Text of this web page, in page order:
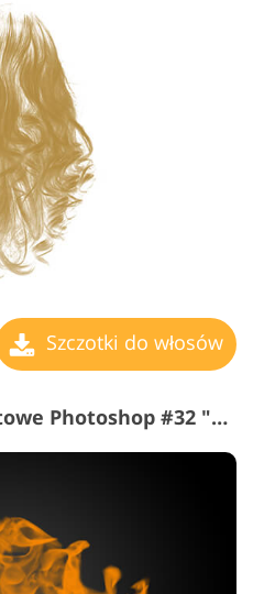
Szczotki do włosów
Darmowe pędzle kwiatowe Photoshop #32 "Fire"